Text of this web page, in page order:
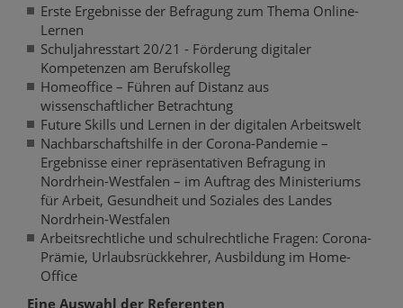
Erste Ergebnisse der Befragung zum Thema Online-
Lernen
Schuljahresstart 20/21 - Förderung digitaler
Kompetenzen am Berufskolleg
Homeoffice – Führen auf Distanz aus
wissenschaftlicher Betrachtung
Future Skills und Lernen in der digitalen Arbeitswelt
Nachbarschaftshilfe in der Corona-Pandemie –
Ergebnisse einer repräsentativen Befragung in
Nordrhein-Westfalen – im Auftrag des Ministeriums
für Arbeit, Gesundheit und Soziales des Landes
Nordrhein-Westfalen
Arbeitsrechtliche und schulrechtliche Fragen: Corona-
Prämie, Urlaubsrückkehrer, Ausbildung im Home-
Office
Eine Auswahl der Referenten